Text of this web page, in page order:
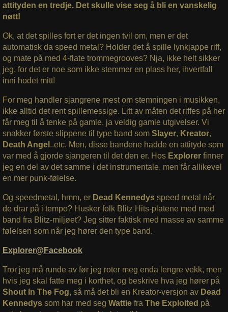
attityden en tredje. Det skulle vise seg å bli en vanskelig
nøtt!
Ok, at det spilles fort er det ingen tvil om, men er det
automatisk da speed metal? Holder det å spille lynkjappe riff,
og mate på med 4-flate trommegrooves? Nja, ikke helt sikker
jeg, for det er noe som ikke stemmer en plass her, ihvertfall
inni hodet mitt!
For meg handler sjangrene mest om stemningen i musikken,
ikke alltid det rent spillemessige. Litt av måten det riffes på her
får meg til å tenke på gamle, ja veldig gamle utgivelser. Vi
snakker første slippene til type band som Slayer, Kreator,
Death Angel ..etc. Men, disse bandene hadde en attityde som
var med å gjorde sjangeren til det den er. Hos Explorer finner
jeg en del av det samme i det instrumentale, men får allikevel
en mer punk-følelse.
Og speedmetal, hmm, er Dead Kennedys speed metal når
de drar på i tempo? Husker folk Blitz Hits-platene med med
band fra Blitz-miljøet? Jeg sitter faktisk med masse av samme
følelsen som når jeg hører den type band.
Explorer@Facebook
Tror jeg må runde av før jeg roter meg enda lengre vekk, men
hvis jeg skal fatte meg i korthet, og beskrive hva jeg hører på
Shout In The Fog, så må det bli en Kreator-versjon av Dead
Kennedys som har med seg Wattie fra The Exploited på